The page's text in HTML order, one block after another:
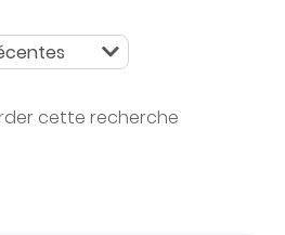
cette recherche